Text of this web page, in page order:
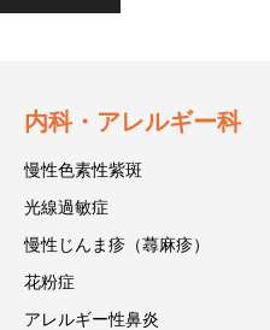
内科・アレルギー科
慢性色素性紫斑
光線過敏症
慢性じんま疹（蕁麻疹）
花粉症
アレルギー性鼻炎